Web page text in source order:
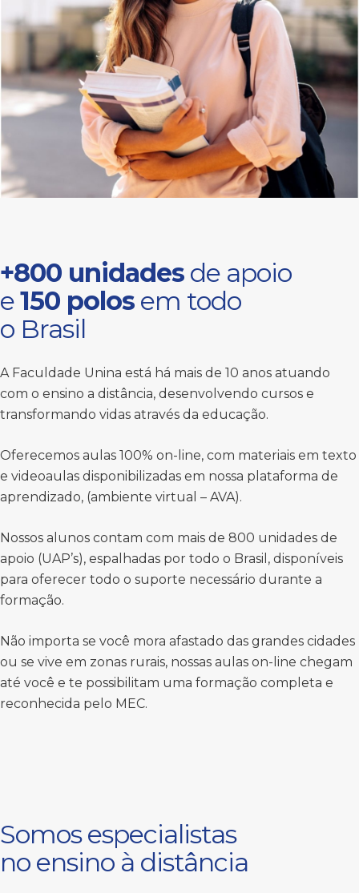
+800 unidades de apoio
e150 polos em todo
o Brasil
A Faculdade Unina está há mais de 10 anos atuando
com o ensino a distância, desenvolvendo cursos e
transformando vidas através da educação.
Oferecemos aulas 100% on-line, com materiais em texto
e videoaulas disponibilizadas em nossa plataforma de
aprendizado, (ambiente virtual – AVA).
Nossos alunos contam com mais de 800 unidades de
apoio (UAP’s), espalhadas por todo o Brasil, disponíveis
para oferecer todo o suporte necessário durante a
formação.
Não importa se você mora afastado das grandes cidades
ou se vive em zonas rurais, nossas aulas on-line chegam
até você e te possibilitam uma formação completa e
reconhecida pelo MEC.
Somos especialistas
no ensino à distância